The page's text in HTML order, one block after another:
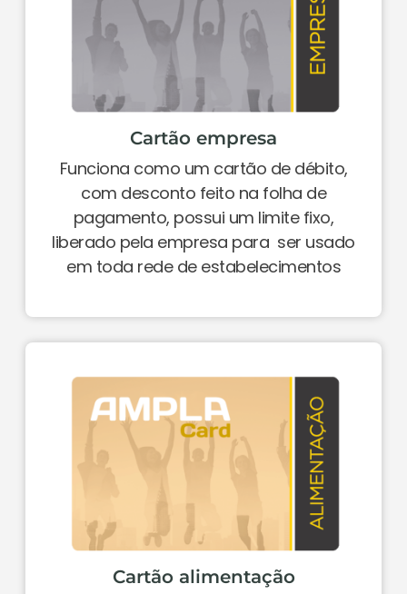
Cartão empresa
Funciona como um cartão de débito,
com desconto feito na folha de
pagamento, possui um limite fixo,
liberado pela empresa para ser usado
em toda rede de estabelecimentos
Cartão alimentação